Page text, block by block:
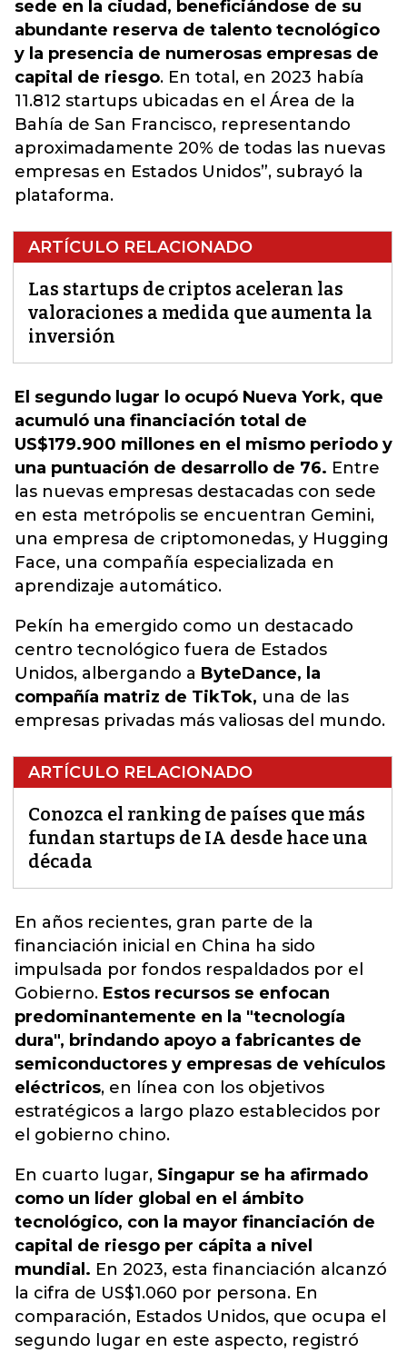
sede en la ciudad, beneficiándose de su
abundante reserva de talento tecnológico
y la presencia de numerosas empresas de
capital de riesgo. En total, en 2023 había
11.812 startups ubicadas en el Área de la
Bahía de San Francisco, representando
aproximadamente 20% de todas las nuevas
empresas en Estados Unidos”, subrayó la
plataforma.
ARTÍCULO RELACIONADO
Las startups de criptos aceleran las
valoraciones a medida que aumenta la
inversión
El segundo lugar lo ocupó Nueva York, que
acumuló una financiación total de
US$179.900 millones en el mismo periodo y
una puntuación de desarrollo de 76. Entre
las nuevas empresas destacadas con sede
en esta metrópolis se encuentran Gemini,
una empresa de criptomonedas, y Hugging
Face, una compañía especializada en
aprendizaje automático.
Pekín ha emergido como un destacado
centro tecnológico fuera de Estados
Unidos, albergando a ByteDance, la
compañía matriz de TikTok, una de las
empresas privadas más valiosas del mundo.
ARTÍCULO RELACIONADO
Conozca el ranking de países que más
fundan startups de IA desde hace una
década
En años recientes, gran parte de la
financiación inicial en China ha sido
impulsada por fondos respaldados por el
Gobierno. Estos recursos se enfocan
predominantemente en la "tecnología
dura", brindando apoyo a fabricantes de
semiconductores y empresas de vehículos
eléctricos, en línea con los objetivos
estratégicos a largo plazo establecidos por
el gobierno chino.
En cuarto lugar, Singapur se ha afirmado
como un líder global en el ámbito
tecnológico, con la mayor financiación de
capital de riesgo per cápita a nivel
mundial. En 2023, esta financiación alcanzó
la cifra de US$1.060 por persona. En
comparación, Estados Unidos, que ocupa el
segundo lugar en este aspecto, registró